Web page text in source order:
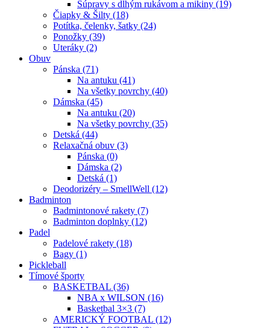
Súpravy s dlhým rukávom a mikiny (19)
Čiapky & Šilty (18)
Potítka, čelenky, šatky (24)
Ponožky (39)
Uteráky (2)
Obuv
Pánska (71)
Na antuku (41)
Na všetky povrchy (40)
Dámska (45)
Na antuku (20)
Na všetky povrchy (35)
Detská (44)
Relaxačná obuv (3)
Pánska (0)
Dámska (2)
Detská (1)
Deodorizéry – SmellWell (12)
Badminton
Badmintonové rakety (7)
Badminton doplnky (12)
Padel
Padelové rakety (18)
Bagy (1)
Pickleball
Tímové športy
BASKETBAL (36)
NBA x WILSON (16)
Basketbal 3×3 (7)
AMERICKÝ FOOTBAL (12)